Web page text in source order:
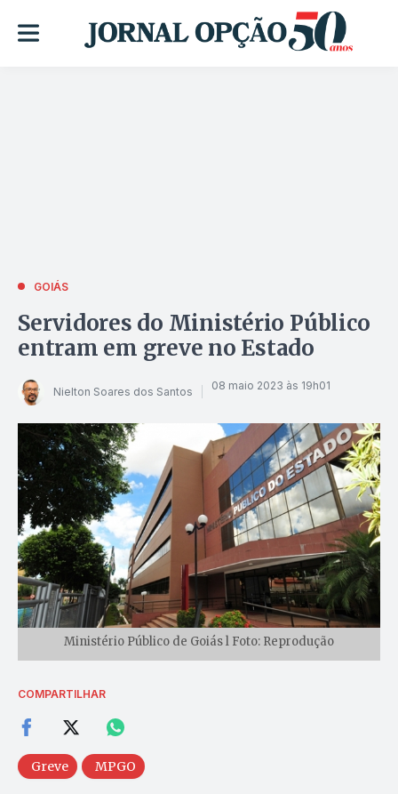
GOIÁS
Servidores do Ministério Público
entram em greve no Estado
Nielton Soares dos Santos 08 maio 2023 às 19h01
Ministério Público de Goiás l Foto: Reprodução
COMPARTILHAR
Greve MPGO